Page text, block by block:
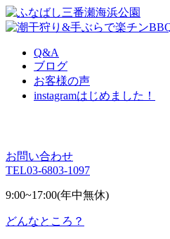
Q&A
ブログ
お客様の声
instagramはじめました！
お問い合わせ
TEL03-6803-1097
9:00~17:00(年中無休)
どんなところ？